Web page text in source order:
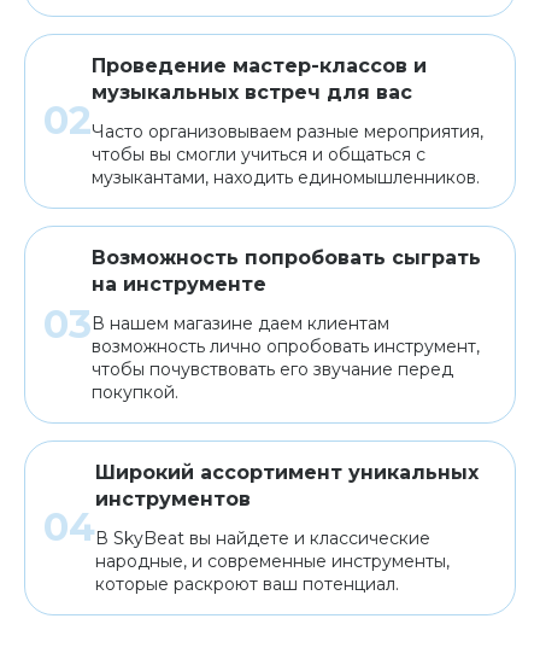
Проведение мастер-классов и
музыкальных встреч для вас
Часто организовываем разные мероприятия,
чтобы вы смогли учиться и общаться с
музыкантами, находить единомышленников.
Возможность попробовать сыграть
на инструменте
В нашем магазине даем клиентам
возможность лично опробовать инструмент,
чтобы почувствовать его звучание перед
покупкой.
Широкий ассортимент уникальных
инструментов
В SkyBeat вы найдете и классические
народные, и современные инструменты,
которые раскроют ваш потенциал.